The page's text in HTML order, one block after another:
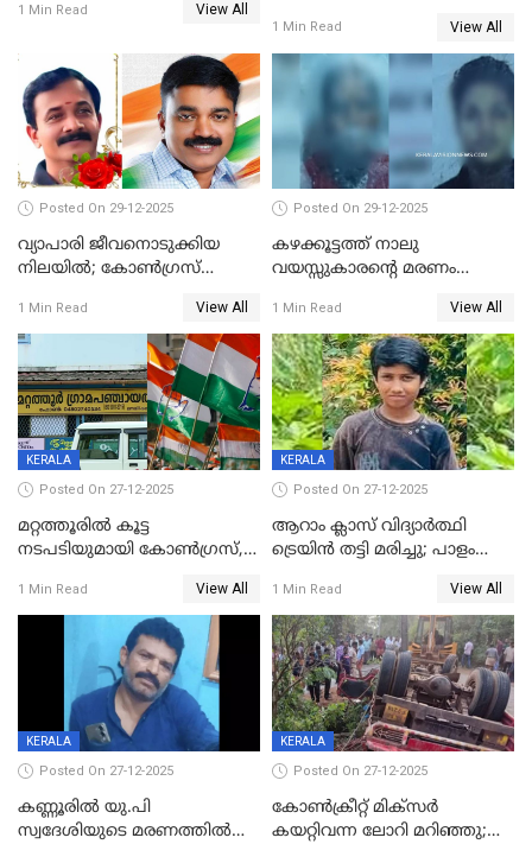
1 Min Read View All
പിഴ
1 Min Read View All
Posted On 29-12-2025
വ്യാപാരി ജീവനൊടുക്കിയ
നിലയില്‍; കോണ്‍ഗ്രസ്
മാനസികപീഡനമെന്ന് കുറിപ്പ്
1 Min Read View All
Posted On 29-12-2025
കഴക്കൂട്ടത്ത് നാലു
വയസ്സുകാരന്റെ മരണം
സുഹൃത്തും പൊലീസ്
കസ്റ്റഡിയിൽ
1 Min Read View All
KERALA
Posted On 27-12-2025
മറ്റത്തൂരിൽ കൂട്ട
നടപടിയുമായി കോണ്‍ഗ്രസ്,
എട്ട് പേര്‍ ഉള്‍പ്പെടെ
പത്തുപേരെ പുറത്താക്കി,
ചൊവ്വന്നൂരിലും നടപടി
1 Min Read View All
KERALA
Posted On 27-12-2025
ആറാം ക്ലാസ് വിദ്യാർത്ഥി
ട്രെയിൻ തട്ടി മരിച്ചു; പാളം
അപകടം മലപ്പുറത്ത്
1 Min Read View All
KERALA
Posted On 27-12-2025
കണ്ണൂരിൽ യു.പി
സ്വദേശിയുടെ മരണത്തിൽ
KERALA
Posted On 27-12-2025
കോണ്‍ക്രീറ്റ് മിക്‌സര്‍
കയറ്റിവന്ന ലോറി മറിഞ്ഞു;